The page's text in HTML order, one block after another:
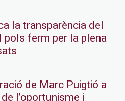
la transparència del
pols ferm per la plena
de Marc Puigtió a
l’oportunisme i